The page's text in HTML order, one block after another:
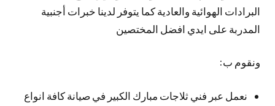
البرادات الهوائية والعادية كما يتوفر لدينا خبرات أجنبية
المدربة على ايدي افضل المختصين
ونقوم ب:
نعمل عبر فني ثلاجات مبارك الكبير في صيانة كافة انواع